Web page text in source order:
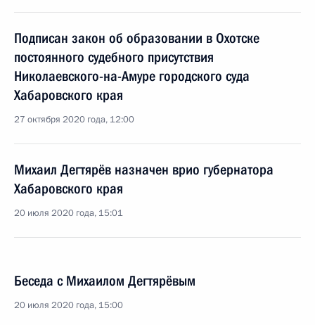
Подписан закон об образовании в Охотске
постоянного судебного присутствия
Николаевского-на-Амуре городского суда
Хабаровского края
27 октября 2020 года, 12:00
Михаил Дегтярёв назначен врио губернатора
Хабаровского края
20 июля 2020 года, 15:01
Беседа с Михаилом Дегтярёвым
20 июля 2020 года, 15:00